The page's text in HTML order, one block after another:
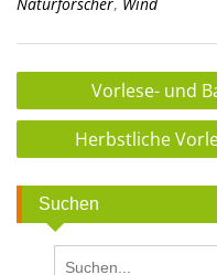
Beitragsnavigation
Vorlese- und
Herbstliche
Suchen